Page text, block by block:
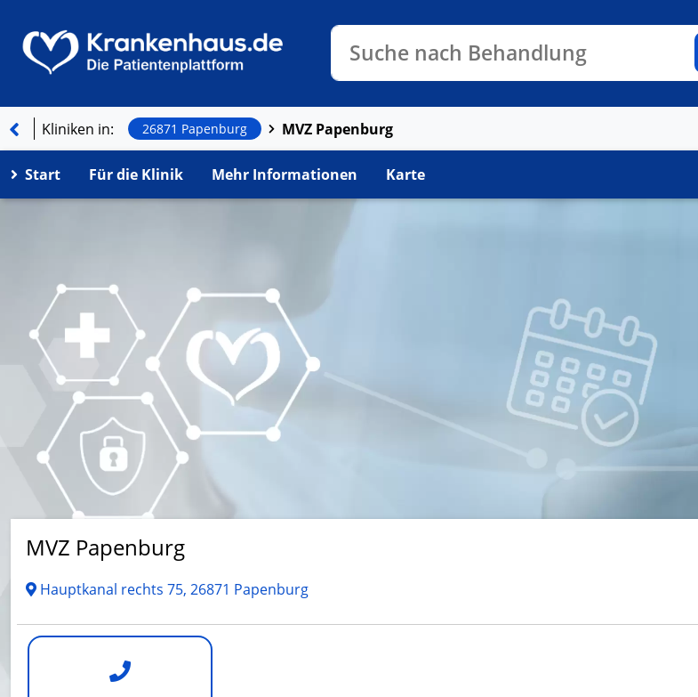
Suche nach Behandlung
Kliniken in: 26871 Papenburg MVZ Papenburg
Start Für die Klinik Mehr Informationen Karte
MVZ Papenburg
Hauptkanal rechts 75, 26871 Papenburg